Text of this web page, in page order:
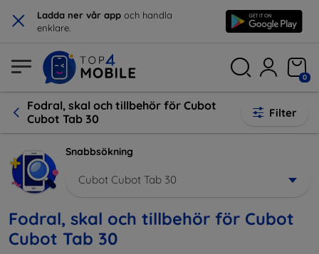
× Ladda ner vår app och handla
enklare.
0
Fodral, skal och tillbehör för Cubot
Cubot Tab 30
Filter
Snabbsökning
Cubot Cubot Tab 30
Fodral, skal och tillbehör för Cubot
Cubot Tab 30